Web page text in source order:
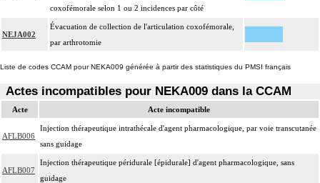
coxofémorale selon 1 ou 2 incidences par côté
NEJA002
Évacuation de collection de l'articulation coxofémorale,
par arthrotomie
Liste de codes CCAM pour NEKA009 générée à partir des statistiques du PMSI français
Actes incompatibles pour NEKA009 dans la CCAM
Acte Acte incompatible
AFLB006
Injection thérapeutique intrathécale d'agent pharmacologique, par voie transcutanée
sans guidage
AFLB007
Injection thérapeutique péridurale [épidurale] d'agent pharmacologique, sans
guidage